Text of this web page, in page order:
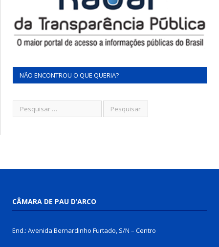
NÃO ENCONTROU O QUE QUERIA?
CÂMARA DE PAU D’ARCO
End.: Avenida Bernardinho Furtado, S/N – Centro